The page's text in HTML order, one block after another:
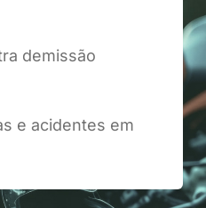
demissão
e acidentes em